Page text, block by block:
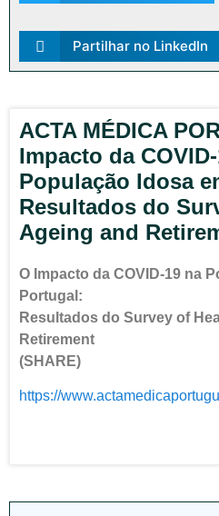
Partilhar no LinkedIn
ACTA MÉDICA
Impacto da
População Idosa
Resultados do
Ageing and
O Impacto da COVID-19 na
Portugal:
Resultados do Survey of
Retirement
(SHARE)
https://